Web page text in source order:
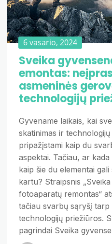
6 vasario, 2024
Sveika
emontas:
asmeninės
technologijų
Gyvename laikais, kai
skatinimas ir
pripažįstami kaip du
aspektai. Tačiau, ar
kaip šie du elementai
kartu? Straipsnis
fotoaparatų remontas“
tačiau svarbų sąryšį
technologijų priežiūros.
pagrindai Sveika